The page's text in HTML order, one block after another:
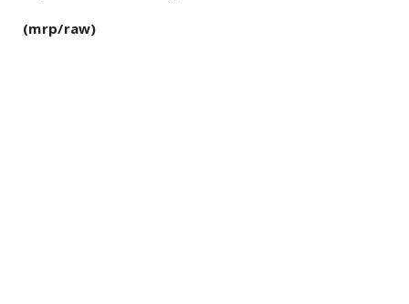
(mrp/raw)